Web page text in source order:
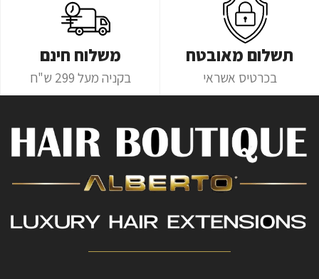
תשלום מאובטח
בכרטיס אשראי
משלוח חינם
בקניה מעל 299 ש"ח